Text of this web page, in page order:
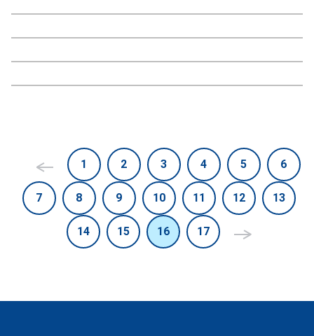
1 2 3 4 5 6
7 8 9 10 11 12 13
14 15 16 17